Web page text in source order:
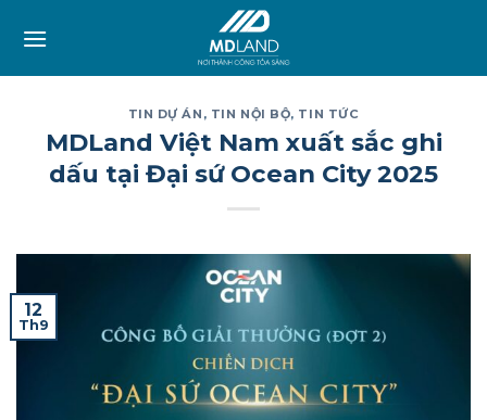
TIN DỰ ÁN , TIN NỘI BỘ, TIN TỨC
MDLand Việt Nam xuất sắc ghi
dấu tại Đại sứ Ocean City 2025
12
Th9